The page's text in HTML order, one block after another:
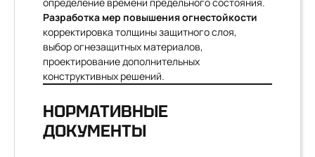
Разработка мер повышения огнестойкости
корректировка толщины защитного слоя,
выбор огнезащитных материалов,
проектирование дополнительных
конструктивных решений.
НОРМАТИВНЫЕ
ДОКУМЕНТЫ